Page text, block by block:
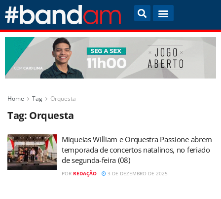
Home Tag Orquesta
Tag: Orquesta
Miqueias William e Orquestra Passione abrem
temporada de concertos natalinos, no feriado
de segunda-feira (08)
POR REDAÇÃO 3 DE DEZEMBRO DE 2025